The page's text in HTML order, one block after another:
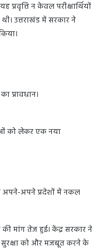
न केवल परीक्षार्थियों
उत्तराखंड में सरकार ने
प्रावधान।
को लेकर एक नया
अपने-अपने प्रदेशों में नकल
मांग तेज हुई। केंद्र सरकार ने
सुरक्षा को और मजबूत करने के